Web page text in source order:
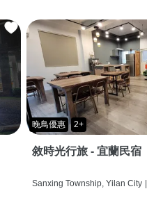
晚鳥優惠 2+
敘時光行旅 - 宜蘭民宿
Sanxing Township, Yilan City |